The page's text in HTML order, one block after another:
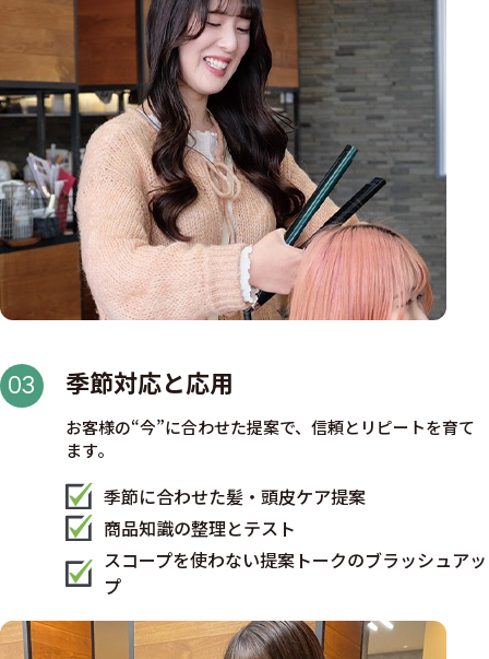
03 季節対応と応用
お客様の“今”に合わせた提案で、信頼とリピートを育て
ます。
季節に合わせた髪・頭皮ケア提案
商品知識の整理とテスト
スコープを使わない提案トークのブラッシュアッ
プ